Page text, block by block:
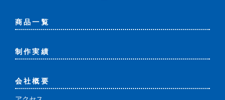
商品一覧
制作実績
会社概要